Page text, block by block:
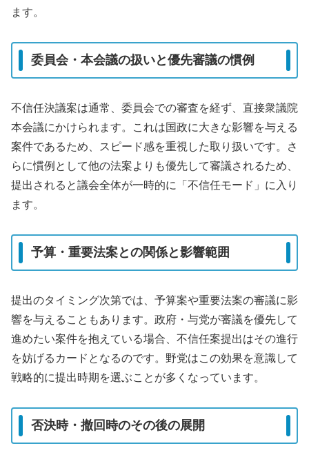
ます。
委員会・本会議の扱いと優先審議の慣例
不信任決議案は通常、委員会での審査を経ず、直接衆議院
本会議にかけられます。これは国政に大きな影響を与える
案件であるため、スピード感を重視した取り扱いです。さ
らに慣例として他の法案よりも優先して審議されるため、
提出されると議会全体が一時的に「不信任モード」に入り
ます。
予算・重要法案との関係と影響範囲
提出のタイミング次第では、予算案や重要法案の審議に影
響を与えることもあります。政府・与党が審議を優先して
進めたい案件を抱えている場合、不信任案提出はその進行
を妨げるカードとなるのです。野党はこの効果を意識して
戦略的に提出時期を選ぶことが多くなっています。
否決時・撤回時のその後の展開